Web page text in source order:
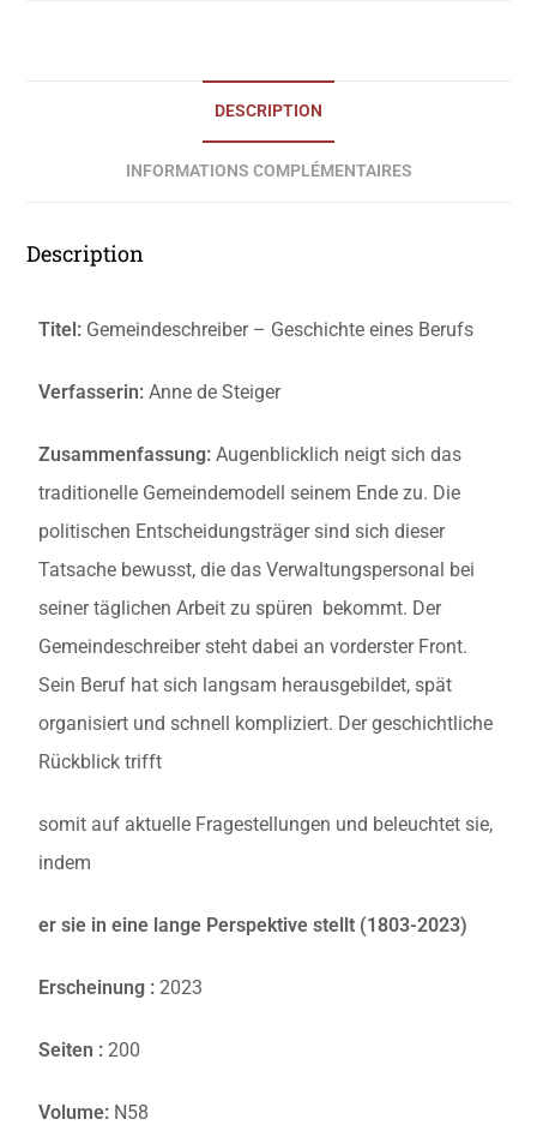
DESCRIPTION
INFORMATIONS COMPLÉMENTAIRES
Description
Titel: Gemeindeschreiber – Geschichte eines Berufs
Verfasserin: Anne de Steiger
Zusammenfassung:Augenblicklich neigt sich das
traditionelle Gemeindemodell seinem Ende zu. Die
politischen Entscheidungsträger sind sich dieser
Tatsache bewusst, die das Verwaltungspersonal bei
seiner täglichen Arbeit zu spüren bekommt. Der
Gemeindeschreiber steht dabei an vorderster Front.
Sein Beruf hat sich langsam herausgebildet, spät
organisiert und schnell kompliziert. Der geschichtliche
Rückblick trifft
somit auf aktuelle Fragestellungen und beleuchtet sie,
indem
er sie in eine lange Perspektive stellt (1803-2023)
Erscheinung : 2023
Seiten :200
Volume: N58